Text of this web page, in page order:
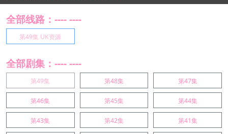
全部线路：---- ----
第49集 UK资源
全部剧集：---- ----
第49集 第48集 第47集
第46集 第45集 第44集
第43集 第42集 第41集